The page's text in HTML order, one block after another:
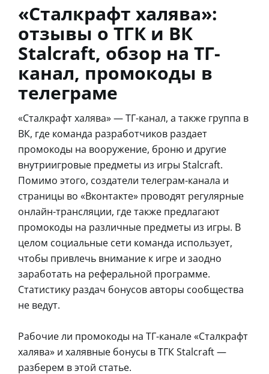
«Сталкрафт халява»:
отзывы о ТГК и ВК
Stalcraft, обзор на ТГ-
канал, промокоды в
телеграме
«Сталкрафт халява» — ТГ-канал, а также группа в
ВК, где команда разработчиков раздает
промокоды на вооружение, броню и другие
внутриигровые предметы из игры Stalcraft.
Помимо этого, создатели телеграм-канала и
страницы во «Вконтакте» проводят регулярные
онлайн-трансляции, где также предлагают
промокоды на различные предметы из игры. В
целом социальные сети команда использует,
чтобы привлечь внимание к игре и заодно
заработать на реферальной программе.
Статистику раздач бонусов авторы сообщества
не ведут.
Рабочие ли промокоды на ТГ-канале «Сталкрафт
халява» и халявные бонусы в ТГК Stalcraft —
разберем в этой статье.